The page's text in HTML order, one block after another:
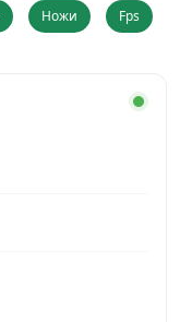
Ножи Fps